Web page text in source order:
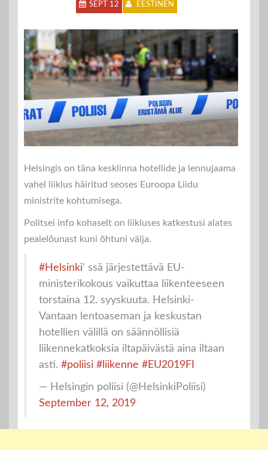
SEPT 12 EESTINEN
Helsingis on täna kesklinna hotellide ja lennujaama
vahel liiklus häiritud seoses Euroopa Liidu
ministrite kohtumisega.
Politsei info kohaselt on liikluses katkestusi alates
pealelõunast kuni õhtuni välja.
#Helsinki‘ ssä järjestettävä EU-
ministerikokous vaikuttaa liikenteeseen
torstaina 12. syyskuuta. Helsinki-
Vantaan lentoaseman ja keskustan
hotellien välillä on säännöllisiä
liikennekatkoksia iltapäivästä aina iltaan
asti. #poliisi #liikenne #EU2019FI
— Helsingin poliisi (@HelsinkiPoliisi)
September 12, 2019